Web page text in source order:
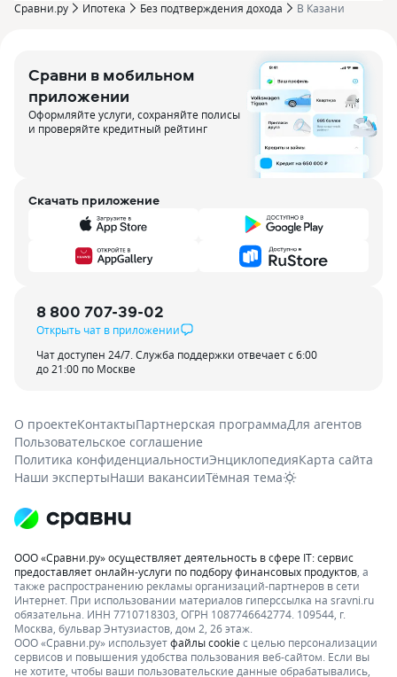
Сравни.ру Ипотека Без подтверждения дохода В Казани
Сравни в мобильном
приложении
Оформляйте услуги, сохраняйте полисы
и проверяйте кредитный рейтинг
Скачать приложение
8 800 707-39-02
Открыть чат в приложении
Чат доступен 24/7. Служба поддержки отвечает с 6:00
до 21:00 по Москве
О проектеКонтактыПартнерская программаДля агентов
Пользовательское соглашение
Политика конфиденциальностиЭнциклопедияКарта сайта
Наши экспертыНаши вакансииТёмная тема
ООО «Сравни.ру» осуществляет деятельность в сфере IT: сервис
предоставляет онлайн-услуги по подбору финансовых продуктов , а
также распространению рекламы организаций-партнеров в сети
Интернет. При использовании материалов гиперссылка на sravni.ru
обязательна. ИНН 7710718303, ОГРН 1087746642774. 109544, г.
Москва, бульвар Энтузиастов, дом 2, 26 этаж.
ООО «Сравни.ру» используетфайлы cookieс целью персонализации
сервисов и повышения удобства пользования веб-сайтом. Если вы
не хотите, чтобы ваши пользовательские данные обрабатывались,